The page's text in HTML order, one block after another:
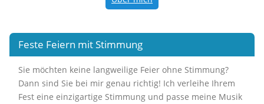
Feste Feiern mit Stimmung
Sie möchten keine langweilige Feier ohne Stimmung?
Dann sind Sie bei mir genau richtig! Ich verleihe Ihrem
Fest eine einzigartige Stimmung und passe meine Musik